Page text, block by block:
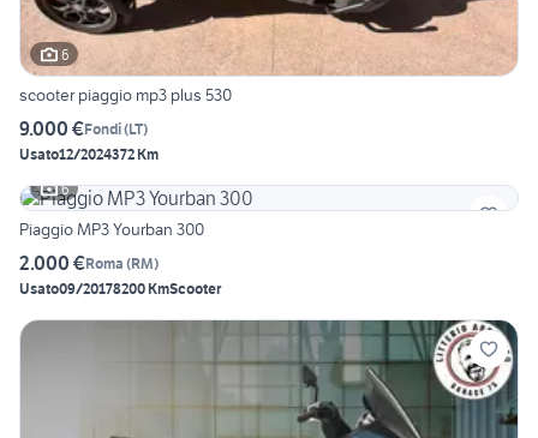
6
scooter piaggio mp3 plus 530
9.000 €Fondi(LT)
Usato12/2024372 Km
6
Piaggio MP3 Yourban 300
2.000 €Roma (RM)
Usato09/20178200 KmScooter